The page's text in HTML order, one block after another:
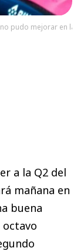
pudo mejorar en la
a la Q2 del
mañana en
buena